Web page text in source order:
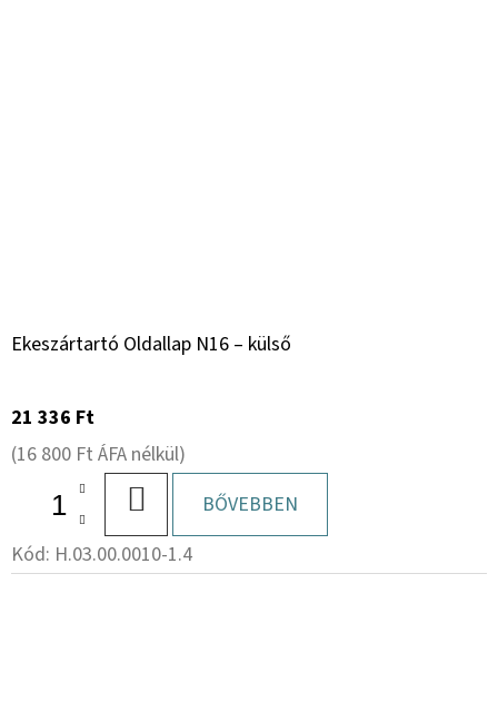
Ekeszártartó Oldallap N16 – külső
21 336 Ft
(16 800 Ft ÁFA nélkül)
KOSÁRBABŐVEBBEN
Kód: H.03.00.0010-1.4